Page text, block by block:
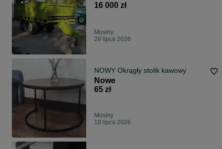
16 000 zł
Mosiny
28 lipca 2026
NOWY Okrągły stolik kawowy
Nowe
65 zł
Mosiny
19 lipca 2026